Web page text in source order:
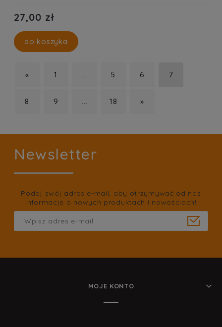
27,00 zł
do koszyka
« 1 5 6 7
8 9 18 »
Newsletter
Podaj swój adres e-mail, aby otrzymywać od nas
informacje o nowych produktach i nowościach!
MOJE KONTO